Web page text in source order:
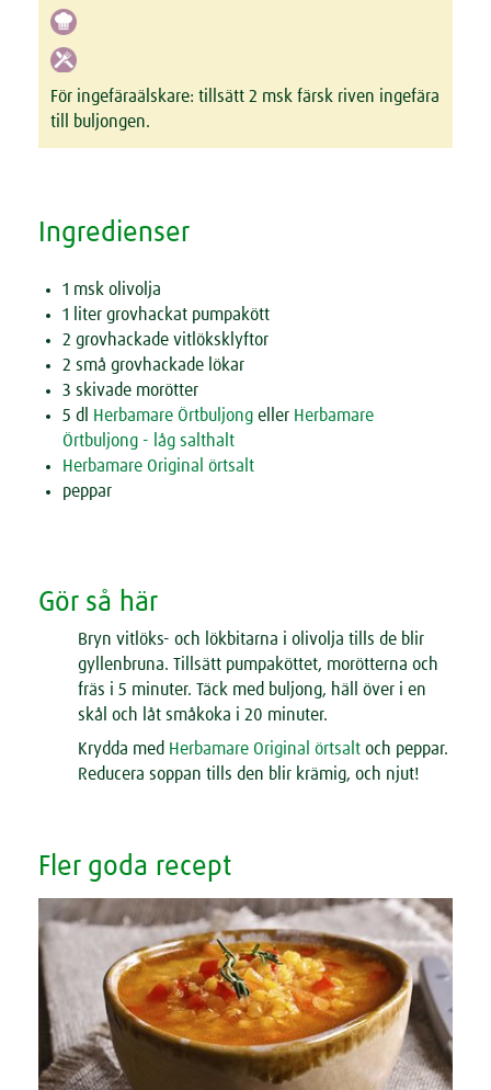
För ingefäraälskare: tillsätt 2 msk färsk riven ingefära
till buljongen.
Ingredienser
1 msk olivolja
1 liter grovhackat pumpakött
2 grovhackade vitlöksklyftor
2 små grovhackade lökar
3 skivade morötter
5 dl
Herbamare Örtbuljong eller Herbamare
Örtbuljong - låg salthalt
Herbamare Original örtsalt
peppar
Gör så här
Bryn vitlöks- och lökbitarna i olivolja tills de blir
gyllenbruna. Tillsätt pumpaköttet, morötterna och
fräs i 5 minuter. Täck med buljong, häll över i en
skål och låt småkoka i 20 minuter.
Krydda med Herbamare Original örtsalt och peppar.
Reducera soppan tills den blir krämig, och njut!
Fler goda recept